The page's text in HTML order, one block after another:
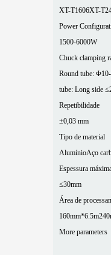
XT-T1606XT-
Power
1500-6000W
Chuck clamping
Round tube:
tube: Long side
Repetibilidade
±0,03 mm
Tipo de material
AlumínioAço
Espessura
≤30mm
Área de
160mm*6.5m
More parameters